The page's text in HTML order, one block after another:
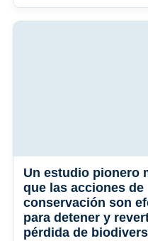
Un estudio pionero
que las acciones de
conservación son
para detener y
pérdida de